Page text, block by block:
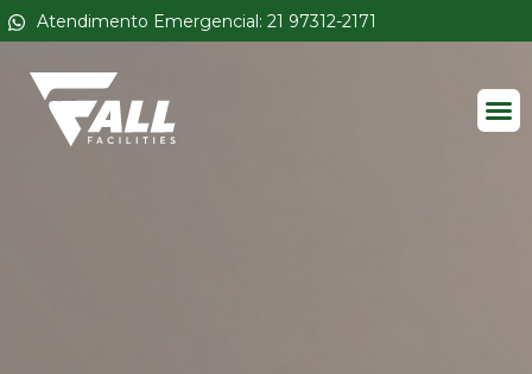
Atendimento Emergencial: 21 97312-2171